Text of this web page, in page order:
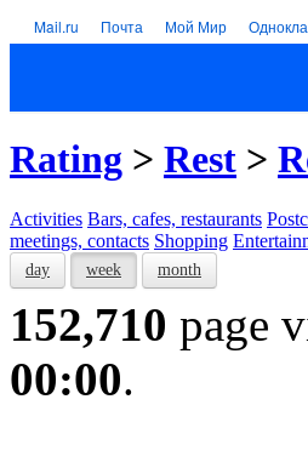
Mail.ru Почта Мой Мир
Rating > Rest >
Activities Bars, cafes, restaurants
meetings, contacts Shopping
day week month
152,710 page
00:00.